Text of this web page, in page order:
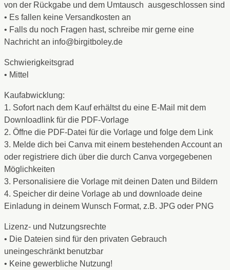
von der Rückgabe und dem Umtausch ausgeschlossen sind
• Es fallen keine Versandkosten an
• Falls du noch Fragen hast, schreibe mir gerne eine
Nachricht an info@birgitboley.de
Schwierigkeitsgrad
• Mittel
Kaufabwicklung:
1. Sofort nach dem Kauf erhältst du eine E-Mail mit dem
Downloadlink für die PDF-Vorlage
2. Öffne die PDF-Datei für die Vorlage und folge dem Link
3. Melde dich bei Canva mit einem bestehenden Account an
oder registriere dich über die durch Canva vorgegebenen
Möglichkeiten
3. Personalisiere die Vorlage mit deinen Daten und Bildern
4. Speicher dir deine Vorlage ab und downloade deine
Einladung in deinem Wunsch Format, z.B. JPG oder PNG
Lizenz- und Nutzungsrechte
• Die Dateien sind für den privaten Gebrauch
uneingeschränkt benutzbar
• Keine gewerbliche Nutzung!